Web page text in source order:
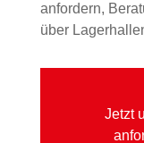
anfordern,
über
Jetzt